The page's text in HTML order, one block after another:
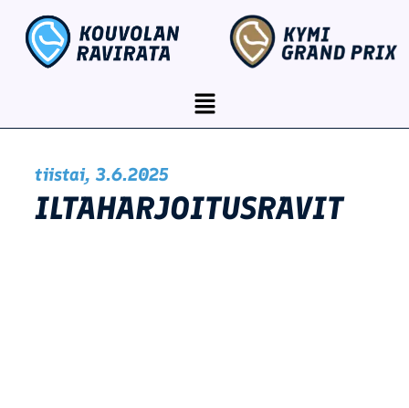
content
sisältöön
Menu
tiistai, 3.6.2025
ILTAHARJOITUSRAVIT